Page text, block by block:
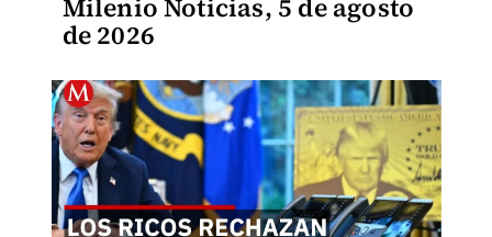
Milenio Noticias, 5 de agosto
de 2026